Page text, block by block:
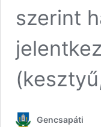
szerint
Gencsapáti